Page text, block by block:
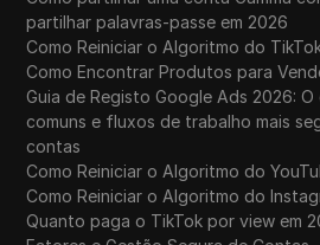
partilhar palavras-passe em 2026
Como Reiniciar o Algoritmo do
Como Encontrar Produtos para
Guia de Registo Google Ads 2026:
comuns e fluxos de trabalho mais
contas
Como Reiniciar o Algoritmo do
Como Reiniciar o Algoritmo do
Quanto paga o TikTok por view em